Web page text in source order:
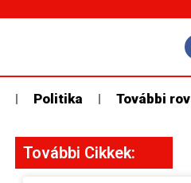
Politika További
További Cikkek: